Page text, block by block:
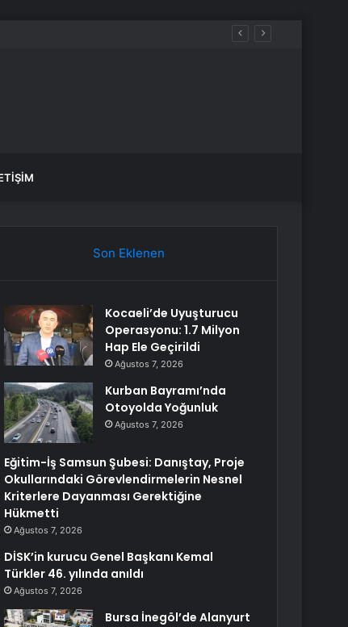
Son Eklenen
Kocaeli’de Uyuşturucu
Operasyonu: 1.7 Milyon
Hap Ele Geçirildi
Ağustos 7, 2026
Kurban Bayramı’nda
Otoyolda Yoğunluk
Ağustos 7, 2026
Eğitim-İş Samsun Şubesi: Danıştay, Proje
Okullarındaki Görevlendirmelerin Nesnel
Kriterlere Dayanması Gerektiğine
Hükmetti
Ağustos 7, 2026
DİSK’in kurucu Genel Başkanı Kemal
Türkler 46. yılında anıldı
Ağustos 7, 2026
Bursa İnegöl’de Alanyurt